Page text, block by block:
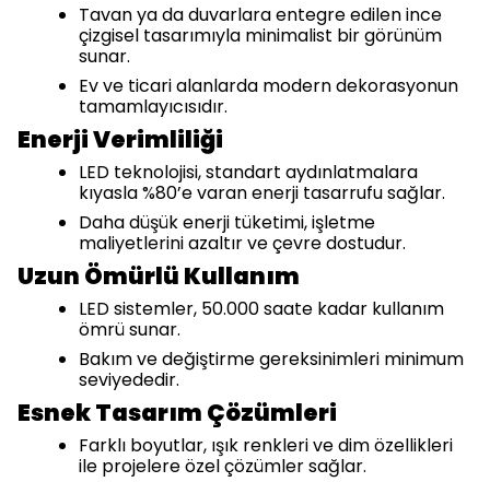
Tavan ya da duvarlara entegre edilen ince
çizgisel tasarımıyla minimalist bir görünüm
sunar.
Ev ve ticari alanlarda modern dekorasyonun
tamamlayıcısıdır.
Enerji Verimliliği
LED teknolojisi, standart aydınlatmalara
kıyasla %80’e varan enerji tasarrufu sağlar.
Daha düşük enerji tüketimi, işletme
maliyetlerini azaltır ve çevre dostudur.
Uzun Ömürlü Kullanım
LED sistemler, 50.000 saate kadar kullanım
ömrü sunar.
Bakım ve değiştirme gereksinimleri minimum
seviyededir.
Esnek Tasarım Çözümleri
Farklı boyutlar, ışık renkleri ve dim özellikleri
ile projelere özel çözümler sağlar.